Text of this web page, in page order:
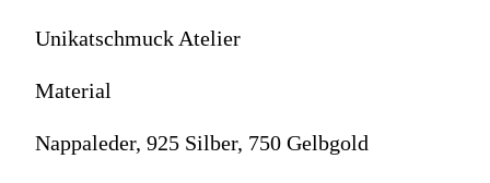
Unikatschmuck Atelier
Material
Nappaleder, 925 Silber, 750 Gelbgold